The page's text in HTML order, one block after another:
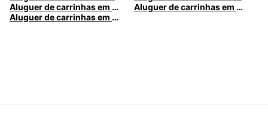
Aluguer de carrinhas em Nice
Aluguer de carrinhas em Santa Maria da Feira
Aluguer de carrinhas em Caldas da Rainha